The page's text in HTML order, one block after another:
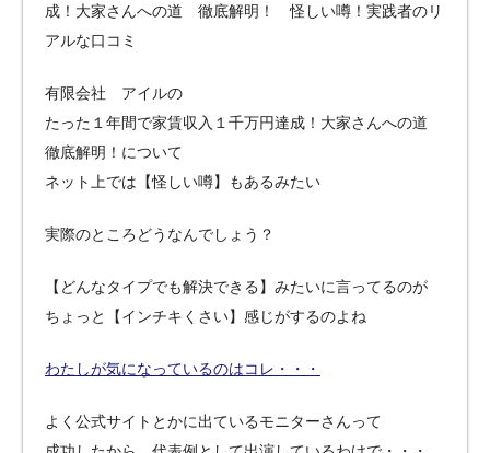
成！大家さんへの道 徹底解明！ 怪しい噂！実践者のリ
アルな口コミ
有限会社 アイルの
たった１年間で家賃収入１千万円達成！大家さんへの道
徹底解明！について
ネット上では【怪しい噂】もあるみたい
実際のところどうなんでしょう？
【どんなタイプでも解決できる】みたいに言ってるのが
ちょっと【インチキくさい】感じがするのよね
わたしが気になっているのはコレ・・・
よく公式サイトとかに出ているモニターさんって